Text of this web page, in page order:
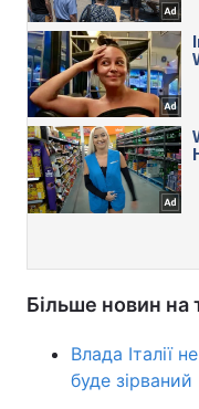
Більше новин на
Влада Італії
буде зірваний